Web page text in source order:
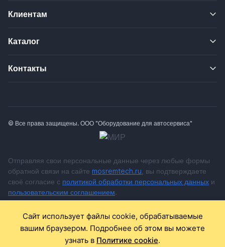
Клиентам
Каталог
Контакты
© Все права защищены. ООО "Оборудование для автосервиса"
Отправляя свои персональные данные через любые формы
обратной связи на сайте mosremtech.ru , вы подтверждаете
своё согласие с политикой обработки персональных данных и
пользовательским соглашением.
носит исключительно информационный характер и ни при
каких условиях не является публичной офертой,
определяемой положениями Статьи 437 Гражданского
Сайт использует файлы cookie, обрабатываемые
вашим браузером. Подробнее об этом вы можете
узнать в Политике cookie.